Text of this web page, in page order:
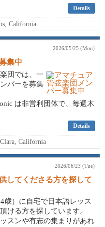
Details
California
2026/05/25 (Mon)
集中
団では、一
バーを募集
は非営利団体で、毎週木
Details
Clara, California
2026/06/23 (Tue)
してくださる方を探して
歳）に自宅で日本語レッス
ける方を探しています。
スンや有志の集まりがあれ